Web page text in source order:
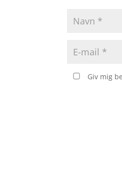
Giv mig